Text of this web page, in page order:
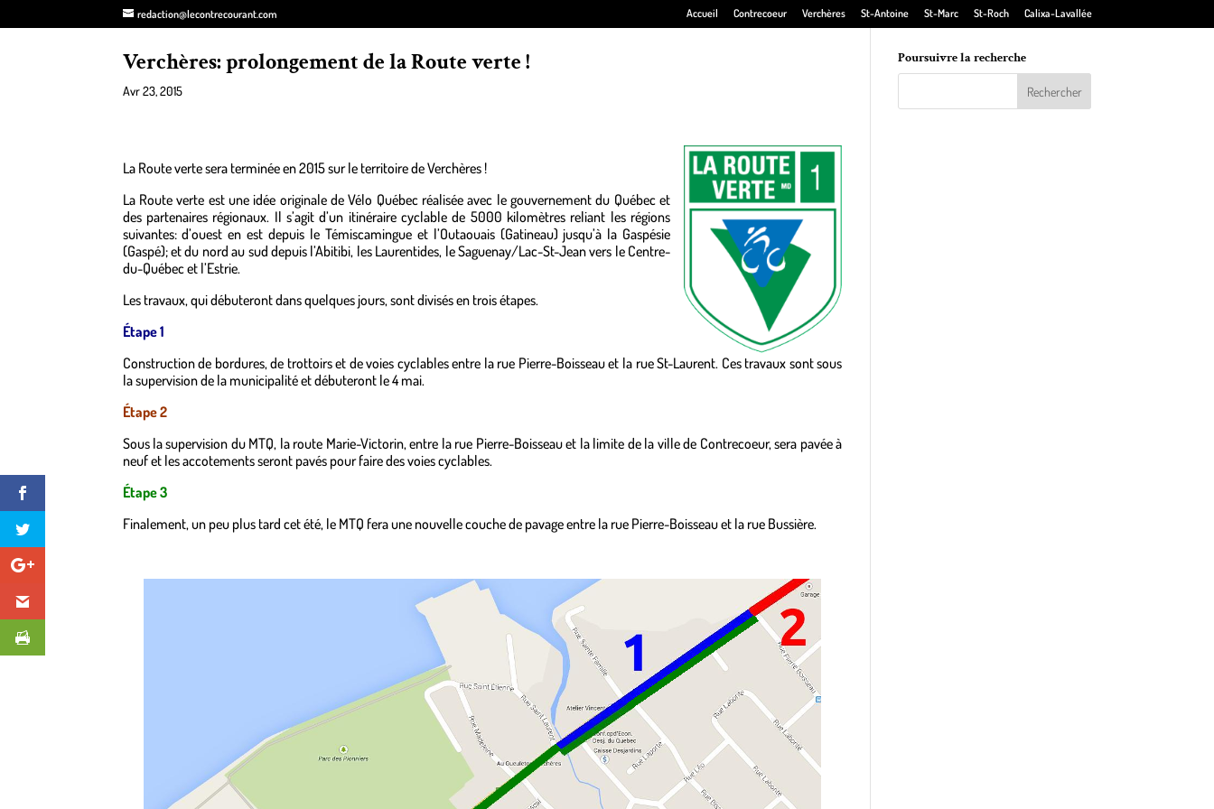
redaction@lecontrecourant.com Accueil Contrecoeur Verchères St-Antoine St-Marc St-Roch Calixa-Lavallée
Verchères: prolongement de la Route verte !
Avr 23, 2015
La Route verte sera terminée en 2015 sur le territoire de Verchères !
La Route verte est une idée originale de Vélo Québec réalisée avec le gouvernement du Québec et
des partenaires régionaux. Il s’agit d’un itinéraire cyclable de 5000 kilomètres reliant les régions
suivantes: d’ouest en est depuis le Témiscamingue et l’Outaouais (Gatineau) jusqu’à la Gaspésie
(Gaspé); et du nord au sud depuis l’Abitibi, les Laurentides, le Saguenay/Lac-St-Jean vers le Centre-
du-Québec et l’Estrie.
Les travaux, qui débuteront dans quelques jours, sont divisés en trois étapes.
Étape 1
Construction de bordures, de trottoirs et de voies cyclables entre la rue Pierre-Boisseau et la rue St-Laurent. Ces travaux sont sous
la supervision de la municipalité et débuteront le 4 mai.
Étape 2
Sous la supervision du MTQ, la route Marie-Victorin, entre la rue Pierre-Boisseau et la limite de la ville de Contrecoeur, sera pavée à
neuf et les accotements seront pavés pour faire des voies cyclables.
Étape 3
Finalement, un peu plus tard cet été, le MTQ fera une nouvelle couche de pavage entre la rue Pierre-Boisseau et la rue Bussière.
Poursuivre la recherche